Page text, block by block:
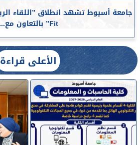
Fit” بالتعاون مع...
الأعلى قراءة